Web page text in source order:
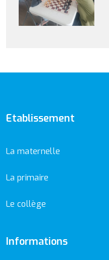
Etablissement
La maternelle
La primaire
Le collège
Informations